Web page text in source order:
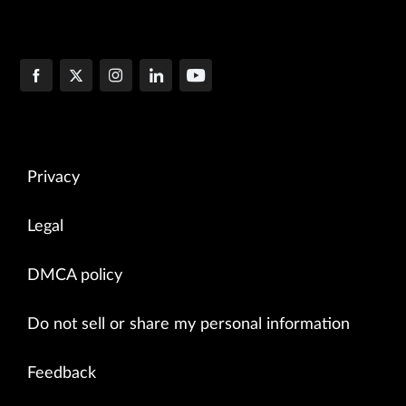
Privacy
Legal
DMCA policy
Do not sell or share my personal information
Feedback